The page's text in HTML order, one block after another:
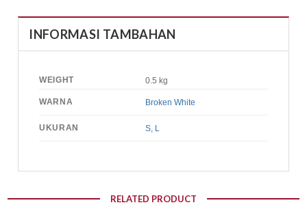
INFORMASI TAMBAHAN
WEIGHT 0.5 kg
WARNA Broken White
UKURAN S
RELATED PRODUCT